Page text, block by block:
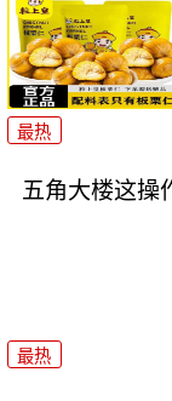
最热
五角大楼这操
最热